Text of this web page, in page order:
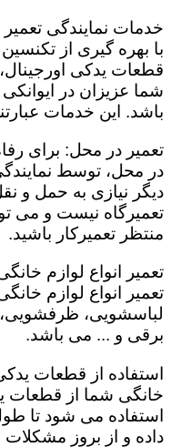
خدمات نمایندگی
با بهره گیری از
قطعات یدکی اورجینال،
شما عزیزان در
باشد. این خدمات
تعمیر در محل: برای
در محل، توسط
دیگر نیازی به حمل و
تعمیرگاه نیست و می
منتظر تعمیرکار باشید.
تعمیر انواع لوازم
تعمیر انواع لوازم
لباسشویی، ظرفشویی،
برقی و ... می باشد.
استفاده از قطعات
خانگی شما از قطعات
استفاده می شود تا
داده و از بروز مشکلات